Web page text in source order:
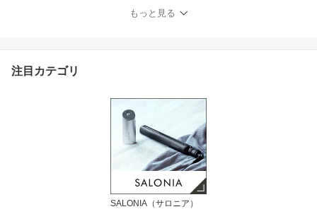
WAY アタッチメント ま
とまり ツヤ ブロー 寝癖
もっと見る
注目カテゴリ
SALONIA（サロニア）